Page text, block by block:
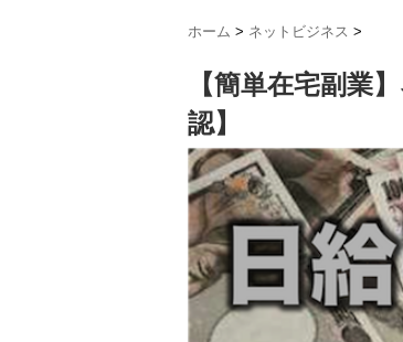
ホーム > ネットビジネス >
【簡単在宅副業
認】